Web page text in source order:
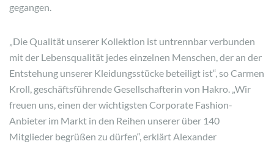
gegangen.
„Die Qualität unserer Kollektion ist untrennbar verbunden
mit der Lebensqualität jedes einzelnen Menschen, der an der
Entstehung unserer Kleidungsstücke beteiligt ist“, so Carmen
Kroll, geschäftsführende Gesellschafterin von Hakro. „Wir
freuen uns, einen der wichtigsten Corporate Fashion-
Anbieter im Markt in den Reihen unserer über 140
Mitglieder begrüßen zu dürfen“, erklärt Alexander